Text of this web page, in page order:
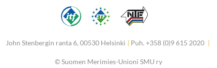
John Stenbergin ranta 6, 00530 Helsinki | Puh. +358 (0)9 615 2020 |
©Suomen Merimies-Unioni SMU ry